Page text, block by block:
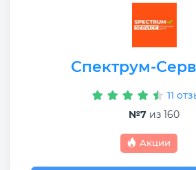
Спектрум-
11
№7 из 160
Акции